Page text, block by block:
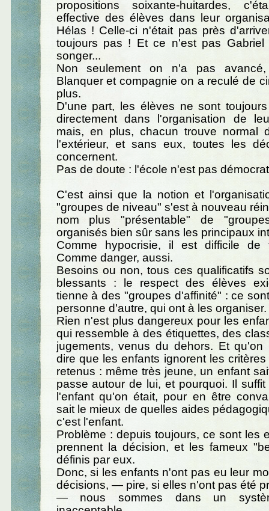
propositions soixante-huitardes,
effective des élèves dans leur
Hélas ! Celle-ci n'était pas près
toujours pas ! Et ce n'est pas
songer...
Non seulement on n'a pas
Blanquer et compagnie on a reculé de
plus.
D'une part, les élèves ne sont
directement dans l'organisation de
mais, en plus, chacun trouve normal
l'extérieur, et sans eux, toutes les
concernent.
Pas de doute : l'école n'est pas
C'est ainsi que la notion et
"groupes de niveau" s'est à nouveau
nom plus "présentable" de
organisés bien sûr sans les principaux
Comme hypocrisie, il est difficile de
Comme danger, aussi.
Besoins ou non, tous ces qualificatifs
blessants : le respect des élèves
tienne à des "groupes d'affinité" : ce
personne d'autre, qui ont à les organiser.
Rien n'est plus dangereux pour les
qui ressemble à des étiquettes, des
jugements, venus du dehors. Et
dire que les enfants ignorent les
retenus : même très jeune, un enfant
passe autour de lui, et pourquoi. Il
l'enfant qu'on était, pour en être
sait le mieux de quelles aides
c'est l'enfant.
Problème : depuis toujours, ce sont les
prennent la décision, et les fameux
définis par eux.
Donc, si les enfants n'ont pas eu leur
décisions, — pire, si elles n'ont pas été
— nous sommes dans un